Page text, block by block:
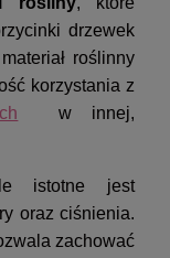
drzewek
roślinny
korzystania z
w innej,
istotne jest
oraz ciśnienia.
zachować